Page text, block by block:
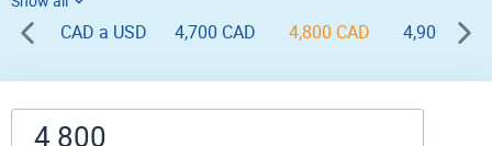
inversa, vaya a «
CAD a USD 4,700 CAD 4,800 CAD 4,900 CAD